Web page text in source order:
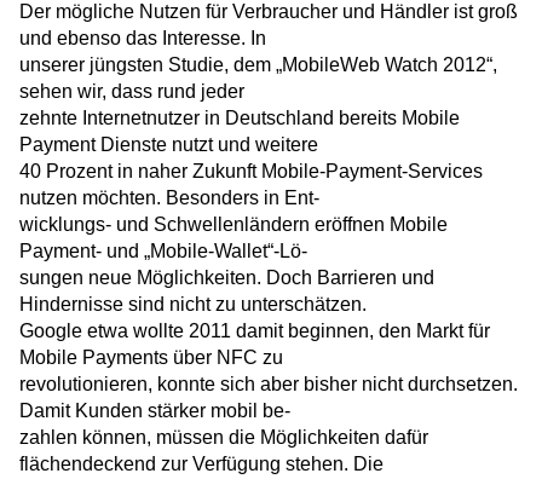
Der mögliche Nutzen für Verbraucher und Händler ist groß
und ebenso das Interesse. In
unserer jüngsten Studie, dem „MobileWeb Watch 2012“,
sehen wir, dass rund jeder
zehnte Internetnutzer in Deutschland bereits Mobile
Payment Dienste nutzt und weitere
40 Prozent in naher Zukunft Mobile-Payment-Services
nutzen möchten. Besonders in Ent-
wicklungs- und Schwellenländern eröffnen Mobile
Payment- und „Mobile-Wallet“-Lö-
sungen neue Möglichkeiten. Doch Barrieren und
Hindernisse sind nicht zu unterschätzen.
Google etwa wollte 2011 damit beginnen, den Markt für
Mobile Payments über NFC zu
revolutionieren, konnte sich aber bisher nicht durchsetzen.
Damit Kunden stärker mobil be-
zahlen können, müssen die Möglichkeiten dafür
flächendeckend zur Verfügung stehen. Die